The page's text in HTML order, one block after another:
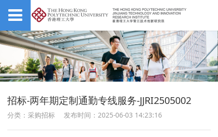
招标-两年期定制通勤专线服务-JJRI2505002
分类：采购招标 发布时间：2025-06-03 14:23:16